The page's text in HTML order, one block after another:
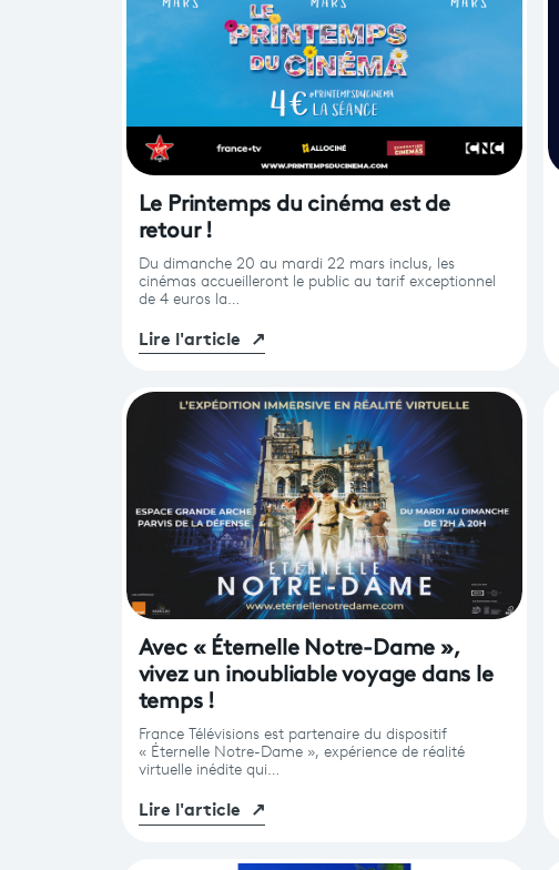
Le Printemps du cinéma est de
retour !
Du dimanche 20 au mardi 22 mars inclus, les
cinémas accueilleront le public au tarif exceptionnel
de 4 euros la…
Lire l'article ↗
Avec « Éternelle Notre-Dame »,
vivez un inoubliable voyage dans le
temps !
France Télévisions est partenaire du dispositif
« Éternelle Notre-Dame », expérience de réalité
virtuelle inédite qui…
Lire l'article ↗